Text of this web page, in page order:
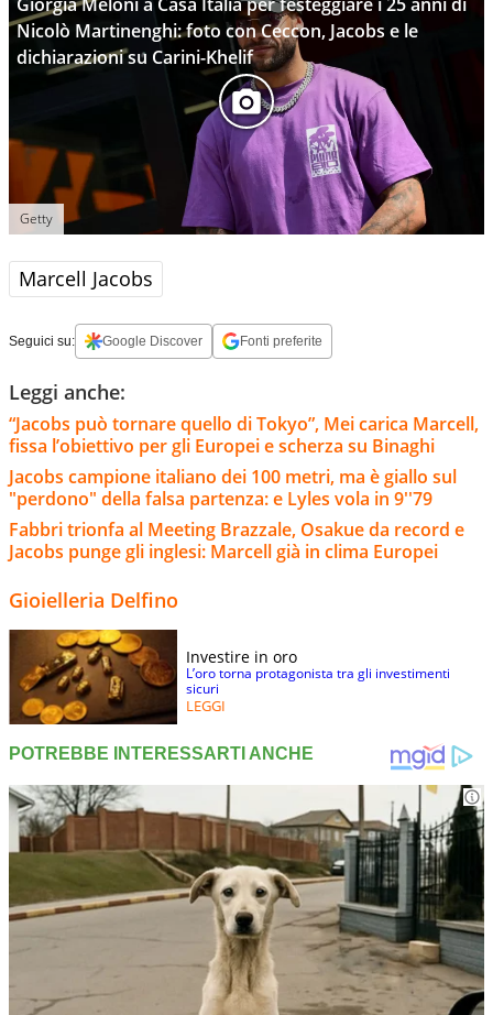
Nicolò Martinenghi: foto con Ceccon, Jacobs e le
dichiarazioni su Carini-Khelif
Getty
Marcell Jacobs
Seguici su: Google Discover Fonti preferite
Leggi anche:
“Jacobs può tornare quello di Tokyo”, Mei carica Marcell,
fissa l’obiettivo per gli Europei e scherza su Binaghi
Jacobs campione italiano dei 100 metri, ma è giallo sul
"perdono" della falsa partenza: e Lyles vola in 9''79
Fabbri trionfa al Meeting Brazzale, Osakue da record e
Jacobs punge gli inglesi: Marcell già in clima Europei
Gioielleria Delfino
Investire in oro
L’oro torna protagonista tra gli investimenti
sicuri
LEGGI